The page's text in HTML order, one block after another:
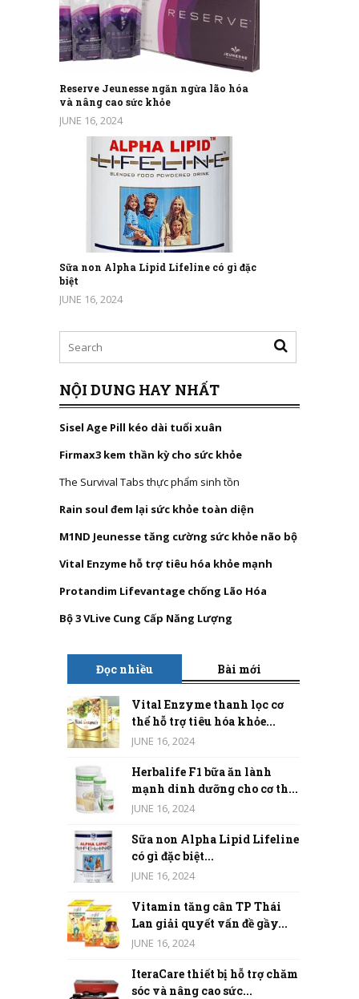
Reserve Jeunesse ngăn ngừa lão hóa
và nâng cao sức khỏe
JUNE 16, 2024
Sữa non Alpha Lipid Lifeline có gì đặc
biệt
JUNE 16, 2024
NỘI DUNG HAY NHẤT
Sisel Age Pill kéo dài tuổi xuân
Firmax3 kem thần kỳ cho sức khỏe
The Survival Tabs thực phẩm sinh tồn
Rain soul đem lại sức khỏe toàn diện
M1ND Jeunesse tăng cường sức khỏe não bộ
Vital Enzyme hỗ trợ tiêu hóa khỏe mạnh
Protandim Lifevantage chống Lão Hóa
Bộ 3 VLive Cung Cấp Năng Lượng
Đọc nhiều Bài mới
Vital Enzyme thanh lọc cơ
thể hỗ trợ tiêu hóa khỏe...
JUNE 16, 2024
Herbalife F1 bữa ăn lành
mạnh dinh dưỡng cho cơ th...
JUNE 16, 2024
Sữa non Alpha Lipid Lifeline
có gì đặc biệt...
JUNE 16, 2024
Vitamin tăng cân TP Thái
Lan giải quyết vấn đề gầy...
JUNE 16, 2024
IteraCare thiết bị hỗ trợ chăm
sóc và nâng cao sức...